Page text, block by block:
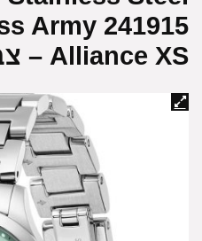
Army 241915
Alliance XS – צבע ירוק